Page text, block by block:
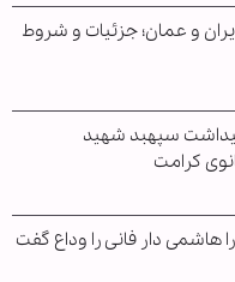
ایران و عمان؛ جزئیات و شروط
سپهبد شهید
کرامت
هاشمی دار فانی را وداع گفت